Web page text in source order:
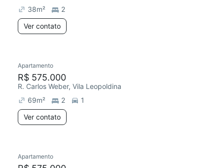
38m²
2
Ver contato
Redecorar
Apartamento
R$ 575.000
R. Carlos Weber, Vila Leopoldina
69m² 2
1
Ver contato
Redecorar
Apartamento